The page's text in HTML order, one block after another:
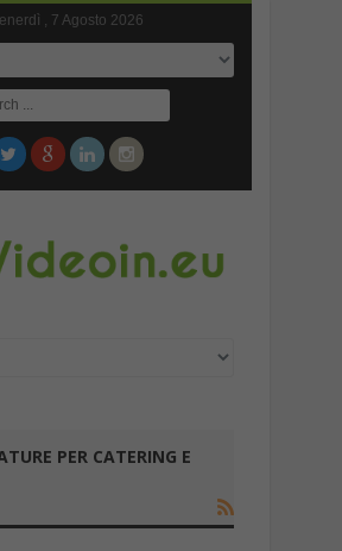
, 7 Agosto 2026
PER CATERING E